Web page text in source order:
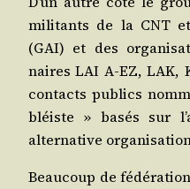
mili­tants de la CNT
(GAI) et des
naires LAI A‑EZ, LAK,
contacts publics
bléiste » basés sur
alter­na­tive
Beau­coup de